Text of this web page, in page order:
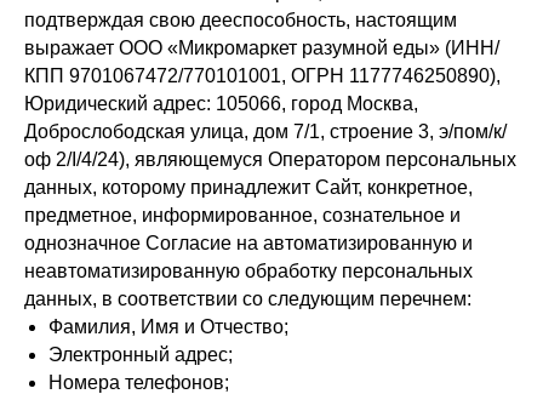
подтверждая свою дееспособность, настоящим
выражает ООО «Микромаркет разумной еды» (ИНН/
КПП 9701067472/770101001, ОГРН 1177746250890),
Юридический адрес: 105066, город Москва,
Доброслободская улица, дом 7/1, строение 3, э/пом/к/
оф 2/I/4/24), являющемуся Оператором персональных
данных, которому принадлежит Сайт, конкретное,
предметное, информированное, сознательное и
однозначное Согласие на автоматизированную и
неавтоматизированную обработку персональных
данных, в соответствии со следующим перечнем:
Фамилия, Имя и Отчество;
Электронный адрес;
Номера телефонов;